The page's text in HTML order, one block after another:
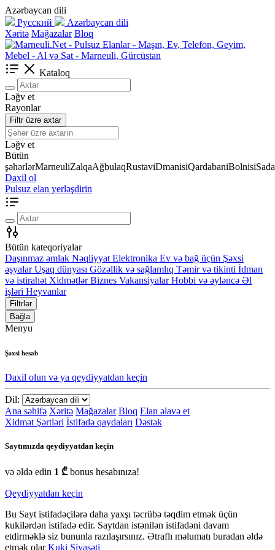
Azərbaycan dili
Русский
Azərbaycan dili
Xəritə Mağazalar Bloq
Kataloq
Ləğv et
Rayonlar
Filtr üzrə axtar
Ləğv et
Bütün
şəhərlərMarneuliZalqaAğbulaqRustaviDmanisiQardabaniBolnisi
Daxil ol
Pulsuz elan yerləşdirin
Bütün kateqoriyalar
Daşınmaz əmlak Nəqliyyat Elektronika Ev və bağ üçün Şəxsi
əşyalar Uşaq dünyası Gözəllik və sağlamlıq Təmir və tikinti İdman
və istirahət Xidmətlər Biznes Vakansiyalar Hobbi və əyləncə Əl
işləri Heyvanlar
Filtrlər
Bağla
Menyu
Şəxsi hesab
Daxil olun və ya qeydiyyatdan keçin
Dil:
Ana səhifə Xəritə Mağazalar Bloq Elan əlavə et
Xidmət Şərtləri İstifadə qaydaları Dəstək
Saytımızda qeydiyyatdan keçin
və əldə edin 1 ₾ bonus hesabınıza!
Qeydiyyatdan keçin
Bu Sayt istifadəçilərə daha yaxşı təcrübə təqdim etmək üçün
kukilərdən istifadə edir. Saytdan istənilən istifadəni davam
etdirməklə siz bununla razılaşırsınız. Ətraflı məlumatı buradan əldə
etmək olarKuki Siyasəti